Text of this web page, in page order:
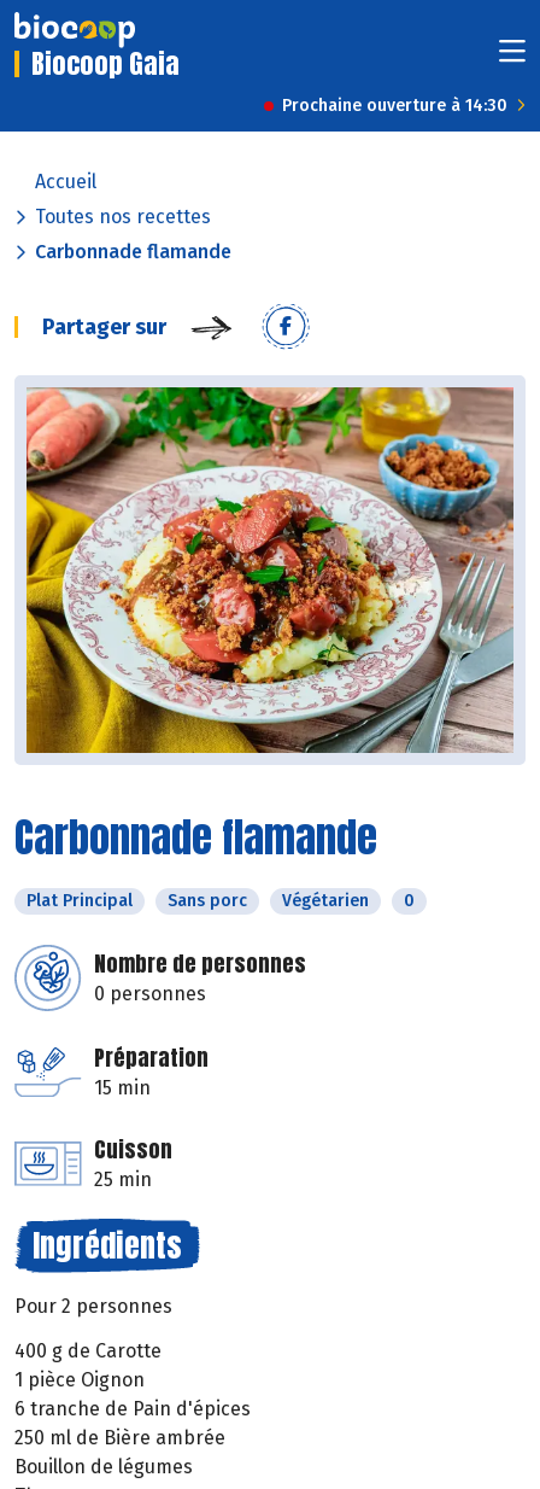
Biocoop Gaia
Prochaine ouverture à 14:30
Accueil
Toutes nos recettes
Carbonnade flamande
Partager sur
Carbonnade flamande
Plat Principal Sans porc Végétarien 0
Nombre de personnes
0 personnes
Préparation
15 min
Cuisson
25 min
Ingrédients
Pour 2 personnes
400 g de Carotte
1 pièce Oignon
6 tranche de Pain d'épices
250 ml de Bière ambrée
Bouillon de légumes